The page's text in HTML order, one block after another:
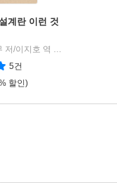
계란 이런 것
저/이지호 역 | 한스미디어
5건
할인)